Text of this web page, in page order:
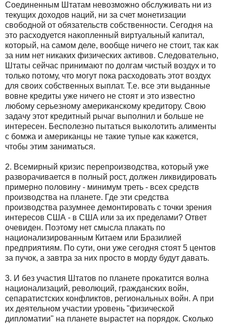
Соединенным Штатам невозможно обслуживать ни из
текущих доходов наций, ни за счет монетизации
свободной от обязательств собственности. Сегодня на
это расходуется накопленный виртуальный капитал,
который, на самом деле, вообще ничего не стоит, так как
за ним нет никаких физических активов. Следовательно,
Штаты сейчас принимают по долгам чистый воздух и то
только потому, что могут пока расходовать этот воздух
для своих собственных выплат. Т.е. все эти выданные
вовне кредиты уже ничего не стоят и это известно
любому серьезному американскому кредитору. Свою
задачу этот кредитный рычаг выполнил и больше не
интересен. Бесполезно пытаться выколотить алименты
с бомжа и американцы не такие тупые как кажется,
чтобы этим заниматься.
2. Всемирный кризис перепроизводства, который уже
разворачивается в полный рост, должен ликвидировать
примерно половину - минимум треть - всех средств
производства на планете. Где эти средства
производства разумнее демонтировать с точки зрения
интересов США - в США или за их пределами? Ответ
очевиден. Поэтому нет смысла плакать по
национализированным Китаем или Бразилией
предприятиям. По сути, они уже сегодня стоят 5 центов
за пучок, а завтра за них просто в морду будут давать.
3. И без участия Штатов по планете прокатится волна
национализаций, революций, гражданских войн,
сепаратистских конфликтов, региональных войн. А при
их деятельном участии уровень "физической
дипломатии" на планете вырастет на порядок. Сколько